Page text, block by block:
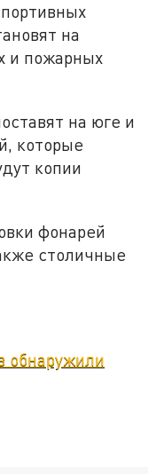
на
и пожарных
на юге и
которые
копии
фонарей
столичные
обнаружили